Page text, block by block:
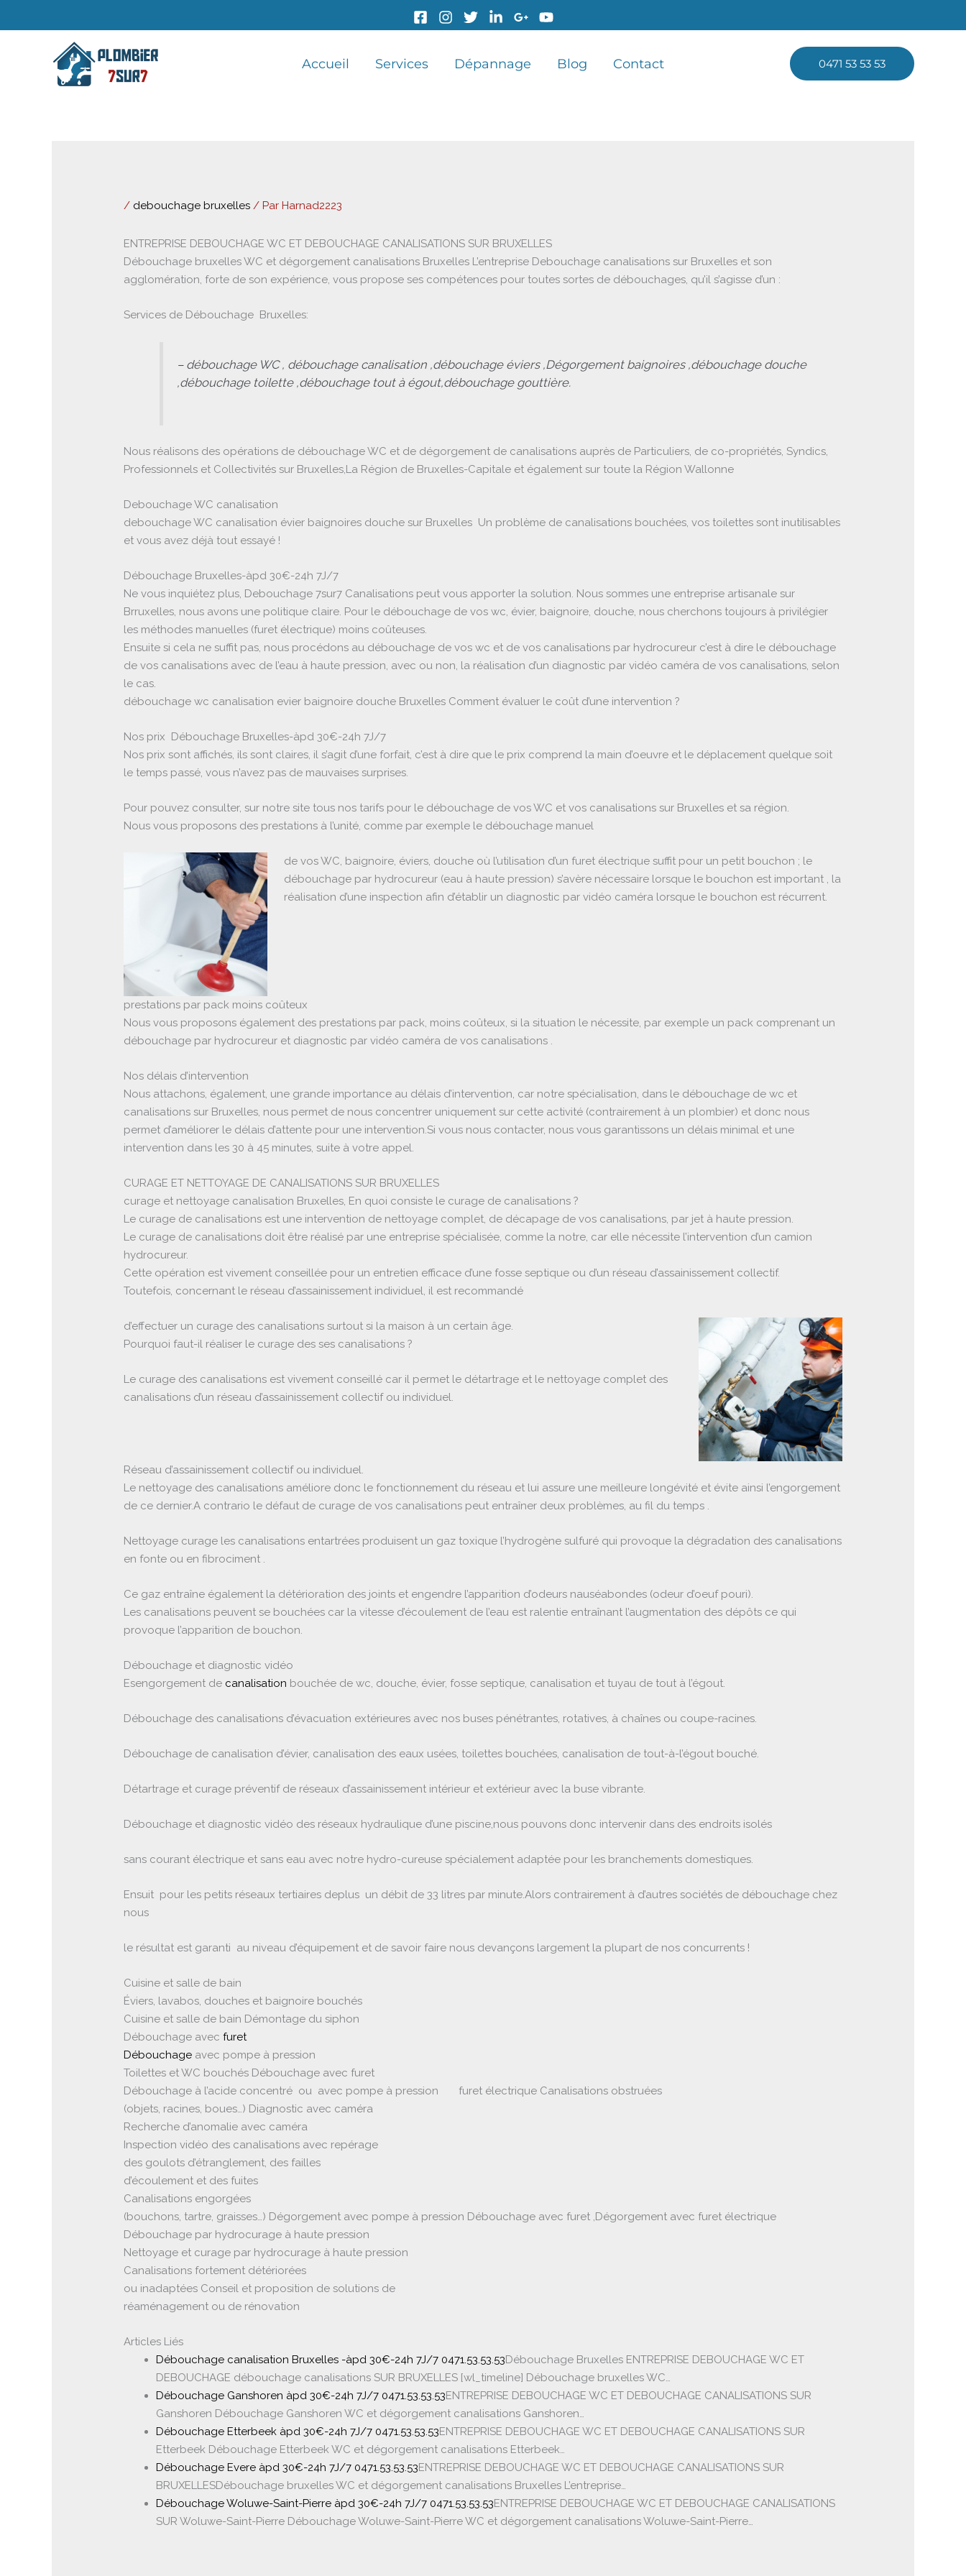
Accueil Services Dépannage Blog Contact 0471 53 53 53
/ debouchage bruxelles / ParHarnad2223
ENTREPRISE DEBOUCHAGE WC ET DEBOUCHAGE CANALISATIONS SUR BRUXELLES
Débouchage bruxelles WC et dégorgement canalisations Bruxelles L’entreprise Debouchage canalisations sur Bruxelles et son
agglomération, forte de son expérience, vous propose ses compétences pour toutes sortes de débouchages, qu’il s’agisse d’un :
Services de Débouchage Bruxelles:
– débouchage WC , débouchage canalisation ,débouchage éviers ,Dégorgement baignoires ,débouchage douche
,débouchage toilette ,débouchage tout à égout,débouchage gouttière.
Nous réalisons des opérations de débouchage WC et de dégorgement de canalisations auprès de Particuliers, de co-propriétés, Syndics,
Professionnels et Collectivités sur Bruxelles,La Région de Bruxelles-Capitale et également sur toute la Région Wallonne
Debouchage WC canalisation
debouchage WC canalisation évier baignoires douche sur Bruxelles Un problème de canalisations bouchées, vos toilettes sont inutilisables
et vous avez déjà tout essayé !
Débouchage Bruxelles-àpd 30€-24h 7J/7
Ne vous inquiétez plus, Debouchage 7sur7 Canalisations peut vous apporter la solution. Nous sommes une entreprise artisanale sur
Brruxelles, nous avons une politique claire. Pour le débouchage de vos wc, évier, baignoire, douche, nous cherchons toujours à privilégier
les méthodes manuelles (furet électrique) moins coûteuses.
Ensuite si cela ne suffit pas, nous procédons au débouchage de vos wc et de vos canalisations par hydrocureur c’est à dire le débouchage
de vos canalisations avec de l’eau à haute pression, avec ou non, la réalisation d’un diagnostic par vidéo caméra de vos canalisations, selon
le cas.
débouchage wc canalisation evier baignoire douche Bruxelles Comment évaluer le coût d’une intervention ?
Nos prix Débouchage Bruxelles-àpd 30€-24h 7J/7
Nos prix sont affichés, ils sont claires, il s’agit d’une forfait, c’est à dire que le prix comprend la main d’oeuvre et le déplacement quelque soit
le temps passé, vous n’avez pas de mauvaises surprises.
Pour pouvez consulter, sur notre site tous nos tarifs pour le débouchage de vos WC et vos canalisations sur Bruxelles et sa région.
Nous vous proposons des prestations à l’unité, comme par exemple le débouchage manuel
de vos WC, baignoire, éviers, douche où l’utilisation d’un furet électrique suffit pour un petit bouchon ; le
débouchage par hydrocureur (eau à haute pression) s’avère nécessaire lorsque le bouchon est important , la
réalisation d’une inspection afin d’établir un diagnostic par vidéo caméra lorsque le bouchon est récurrent.
prestations par pack moins coûteux
Nous vous proposons également des prestations par pack, moins coûteux, si la situation le nécessite, par exemple un pack comprenant un
débouchage par hydrocureur et diagnostic par vidéo caméra de vos canalisations .
Nos délais d’intervention
Nous attachons, également, une grande importance au délais d’intervention, car notre spécialisation, dans le débouchage de wc et
canalisations sur Bruxelles, nous permet de nous concentrer uniquement sur cette activité (contrairement à un plombier) et donc nous
permet d’améliorer le délais d’attente pour une intervention.Si vous nous contacter, nous vous garantissons un délais minimal et une
intervention dans les 30 à 45 minutes, suite à votre appel.
CURAGE ET NETTOYAGE DE CANALISATIONS SUR BRUXELLES
curage et nettoyage canalisation Bruxelles, En quoi consiste le curage de canalisations ?
Le curage de canalisations est une intervention de nettoyage complet, de décapage de vos canalisations, par jet à haute pression.
Le curage de canalisations doit être réalisé par une entreprise spécialisée, comme la notre, car elle nécessite l’intervention d’un camion
hydrocureur.
Cette opération est vivement conseillée pour un entretien efficace d’une fosse septique ou d’un réseau d’assainissement collectif.
Toutefois, concernant le réseau d’assainissement individuel, il est recommandé
d’effectuer un curage des canalisations surtout si la maison à un certain âge.
Pourquoi faut-il réaliser le curage des ses canalisations ?
Le curage des canalisations est vivement conseillé car il permet le détartrage et le nettoyage complet des
canalisations d’un réseau d’assainissement collectif ou individuel.
Réseau d’assainissement collectif ou individuel.
Le nettoyage des canalisations améliore donc le fonctionnement du réseau et lui assure une meilleure longévité et évite ainsi l’engorgement
de ce dernier.A contrario le défaut de curage de vos canalisations peut entraîner deux problèmes, au fil du temps .
Nettoyage curage les canalisations entartrées produisent un gaz toxique l’hydrogène sulfuré qui provoque la dégradation des canalisations
en fonte ou en fibrociment .
Ce gaz entraîne également la détérioration des joints et engendre l’apparition d’odeurs nauséabondes (odeur d’oeuf pouri).
Les canalisations peuvent se bouchées car la vitesse d’écoulement de l’eau est ralentie entraînant l’augmentation des dépôts ce qui
provoque l’apparition de bouchon.
Débouchage et diagnostic vidéo
Esengorgement de canalisation bouchée de wc, douche, évier, fosse septique, canalisation et tuyau de tout à l’égout.
Débouchage des canalisations d’évacuation extérieures avec nos buses pénétrantes, rotatives, à chaînes ou coupe-racines.
Débouchage de canalisation d’évier, canalisation des eaux usées, toilettes bouchées, canalisation de tout-à-l’égout bouché.
Détartrage et curage préventif de réseaux d’assainissement intérieur et extérieur avec la buse vibrante.
Débouchage et diagnostic vidéo des réseaux hydraulique d’une piscine,nous pouvons donc intervenir dans des endroits isolés
sans courant électrique et sans eau avec notre hydro-cureuse spécialement adaptée pour les branchements domestiques.
Ensuit pour les petits réseaux tertiaires deplus un débit de 33 litres par minute.Alors contrairement à d’autres sociétés de débouchage chez
nous
le résultat est garanti au niveau d’équipement et de savoir faire nous devançons largement la plupart de nos concurrents !
Cuisine et salle de bain
Éviers, lavabos, douches et baignoire bouchés
Cuisine et salle de bain Démontage du siphon
Débouchage avecfuret
Débouchage avec pompe à pression
Toilettes et WC bouchés Débouchage avec furet
Débouchage à l’acide concentré ou avec pompe à pression furet électrique Canalisations obstruées
(objets, racines, boues…) Diagnostic avec caméra
Recherche d’anomalie avec caméra
Inspection vidéo des canalisations avec repérage
des goulots d’étranglement, des failles
d’écoulement et des fuites
Canalisations engorgées
(bouchons, tartre, graisses…) Dégorgement avec pompe à pression Débouchage avec furet ,Dégorgement avec furet électrique
Débouchage par hydrocurage à haute pression
Nettoyage et curage par hydrocurage à haute pression
Canalisations fortement détériorées
ou inadaptées Conseil et proposition de solutions de
réaménagement ou de rénovation
Articles Liés
Débouchage canalisation Bruxelles -àpd 30€-24h 7J/7 0471.53.53.53Débouchage Bruxelles ENTREPRISE DEBOUCHAGE WC ET
DEBOUCHAGE débouchage canalisations SUR BRUXELLES [wl_timeline] Débouchage bruxelles WC…
Débouchage Ganshoren àpd 30€-24h 7J/7 0471.53.53.53ENTREPRISE DEBOUCHAGE WC ET DEBOUCHAGE CANALISATIONS SUR
Ganshoren Débouchage Ganshoren WC et dégorgement canalisations Ganshoren…
Débouchage Etterbeek àpd 30€-24h 7J/7 0471.53.53.53ENTREPRISE DEBOUCHAGE WC ET DEBOUCHAGE CANALISATIONS SUR
Etterbeek Débouchage Etterbeek WC et dégorgement canalisations Etterbeek…
Débouchage Evere àpd 30€-24h 7J/7 0471.53.53.53ENTREPRISE DEBOUCHAGE WC ET DEBOUCHAGE CANALISATIONS SUR
BRUXELLESDébouchage bruxelles WC et dégorgement canalisations Bruxelles L’entreprise…
Débouchage Woluwe-Saint-Pierre àpd 30€-24h 7J/7 0471.53.53.53ENTREPRISE DEBOUCHAGE WC ET DEBOUCHAGE CANALISATIONS
SUR Woluwe-Saint-Pierre Débouchage Woluwe-Saint-Pierre WC et dégorgement canalisations Woluwe-Saint-Pierre…